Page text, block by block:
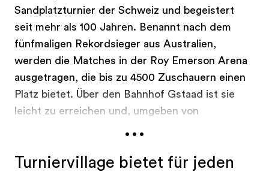
Sandplatzturnier der Schweiz und begeistert
seit mehr als 100 Jahren. Benannt nach dem
fünfmaligen Rekordsieger aus Australien,
werden die Matches in der Roy Emerson Arena
ausgetragen, die bis zu 4500 Zuschauern einen
Platz bietet. Über den Bahnhof Gstaad ist sie
leicht zu erreichen und, umgeben von
Jedes Jahr zieht das Tennisturnier weltbekannte
...
Turniervillage bietet für jeden